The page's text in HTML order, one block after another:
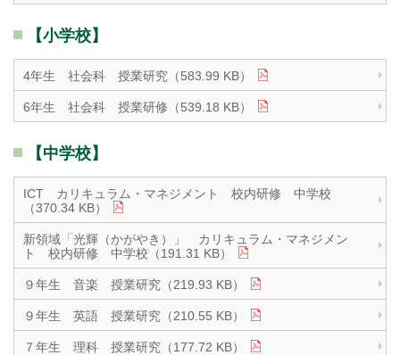
【小学校】
4年生 社会科 授業研究（583.99 KB）
6年生 社会科 授業研修（539.18 KB）
【中学校】
ICT カリキュラム・マネジメント 校内研修 中学校
（370.34 KB）
新領域「光輝（かがやき）」 カリキュラム・マネジメン
ト 校内研修 中学校（191.31 KB）
９年生 音楽 授業研究（219.93 KB）
９年生 英語 授業研究（210.55 KB）
７年生 理科 授業研究（177.72 KB）